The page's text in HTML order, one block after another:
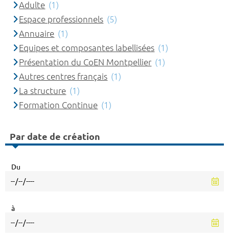
Adulte (1)
Espace professionnels (5)
Annuaire (1)
Equipes et composantes labellisées (1)
Présentation du CoEN Montpellier (1)
Autres centres français (1)
La structure (1)
Formation Continue (1)
Par date de création
Du
à